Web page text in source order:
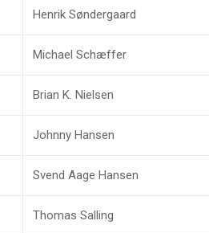
Henrik Søndergaard
Michael Schæffer
Brian K. Nielsen
Johnny Hansen
Svend Aage Hansen
Thomas Salling